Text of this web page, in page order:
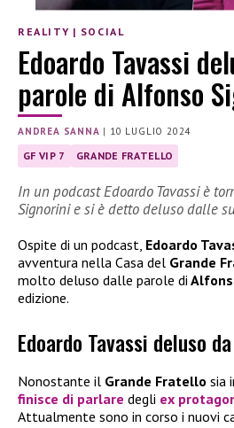
REALITY | SOCIAL
Edoardo Tavassi
parole di Alfonso
ANDREA SANNA | 10 LUGLIO 2024
GF VIP 7 GRANDE FRATELLO
In un podcast Edoardo Tavassi è
Signorini e si è detto deluso dalle
Ospite di un podcast, Edoardo
avventura nella Casa del Grande
molto deluso dalle parole di
edizione.
Edoardo Tavassi deluso
Nonostante il Grande Fratello sia
finisce di parlare degli ex
Attualmente sono in corso i nuovi